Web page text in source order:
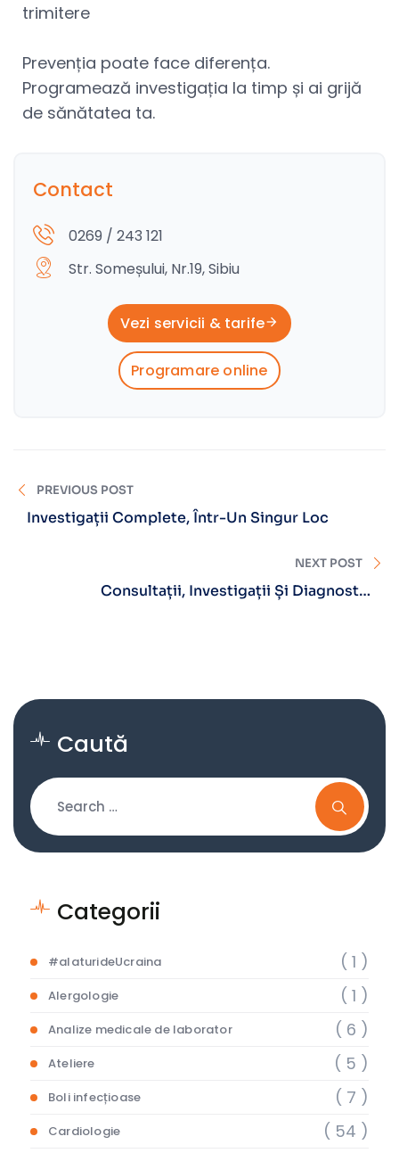
trimitere
Prevenția poate face diferența.
Programează investigația la timp și ai grijă
de sănătatea ta.
Contact
0269 / 243 121
Str. Someșului, Nr.19, Sibiu
Vezi servicii & tarife
Programare online
PREVIOUS POST
Investigații Complete, Într-Un Singur Loc
NEXT POST
Consultații, Investigații Și Diagnostic
Caută
Categorii
#alaturideUcraina ( 1 )
Alergologie ( 1 )
Analize medicale de laborator ( 6 )
Ateliere ( 5 )
Boli infecțioase ( 7 )
Cardiologie ( 54 )